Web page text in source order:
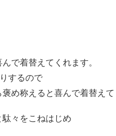
で着替えてくれます。
するので
め称えると喜んで着替えて
々をこねはじめ